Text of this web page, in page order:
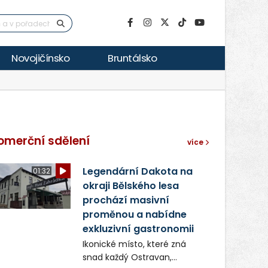
Novojičínsko Bruntálsko
sdělení více
01:32
Legendární Dakota na
okraji Bělského lesa
prochází masivní
proměnou a nabídne
exkluzivní gastronomii
Ikonické místo, které zná
snad každý Ostravan,